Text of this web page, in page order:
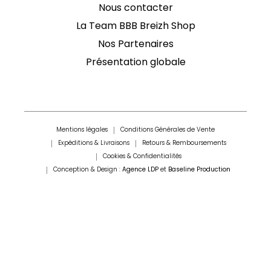
Nous contacter
La Team BBB Breizh Shop
Nos Partenaires
Présentation globale
Mentions légales
Conditions Générales de Vente
Expéditions & Livraisons
Retours & Remboursements
Cookies & Confidentialités
Conception & Design :Agence LDPet Baseline Production